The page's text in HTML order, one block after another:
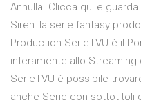
Annulla. Clicca qui e
Siren: la serie fantasy
Production SerieTVU è il
interamente allo Streaming
SerieTVU è possibile
anche Serie con sottotitoli